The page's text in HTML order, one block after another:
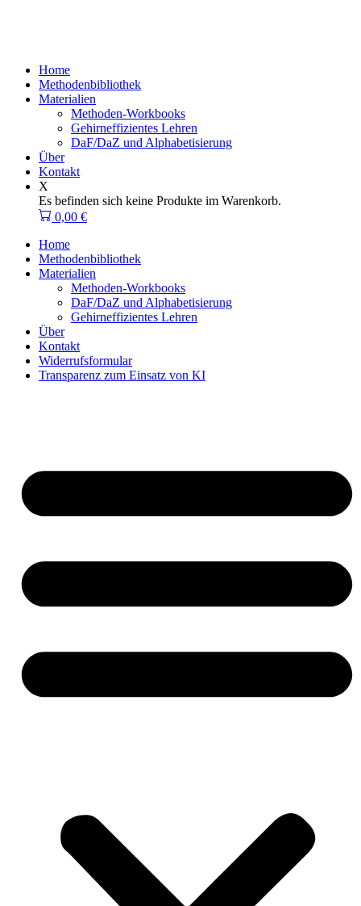
Home
Methodenbibliothek
Materialien
Methoden-Workbooks
Gehirneffizientes Lehren
DaF/DaZ und Alphabetisierung
Über
Kontakt
X
Es befinden sich keine Produkte im Warenkorb.
0,00 €
Home
Methodenbibliothek
Materialien
Methoden-Workbooks
DaF/DaZ und Alphabetisierung
Gehirneffizientes Lehren
Über
Kontakt
Widerrufsformular
Transparenz zum Einsatz von KI